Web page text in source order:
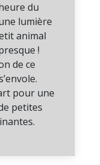
du
lumière
animal
!
de ce
pour une
petites